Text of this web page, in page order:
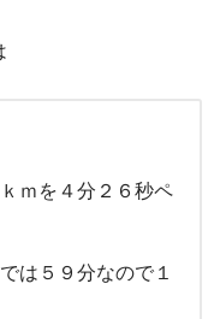
ｍを４分２６秒ペ
は５９分なので１